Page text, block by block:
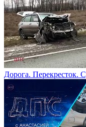
Дорога. Перекресток.